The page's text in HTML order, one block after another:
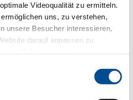
Videoqualität zu ermitteln.
uns, zu verstehen,
unsere Besucher interessieren,
darauf anpassen zu
BLZK-Mitglieder:
BÄV
In gesonderten
informieren am Freitag
(BÄV) exklusiv BLZK-